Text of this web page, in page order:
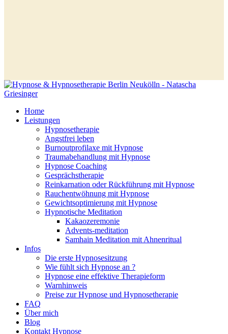
Home
Leistungen
Hypnosetherapie
Angstfrei leben
Burnoutprofilaxe mit Hypnose
Traumabehandlung mit Hypnose
Hypnose Coaching
Gesprächstherapie
Reinkarnation oder Rückführung mit Hypnose
Rauchentwöhnung mit Hypnose
Gewichtsoptimierung mit Hypnose
Hypnotische Meditation
Kakaozeremonie
Advents-meditation
Samhain Meditation mit Ahnenritual
Infos
Die erste Hypnosesitzung
Wie fühlt sich Hypnose an ?
Hypnose eine effektive Therapieform
Warnhinweis
Preise zur Hypnose und Hypnosetherapie
FAQ
Über mich
Blog
Kontakt Hypnose